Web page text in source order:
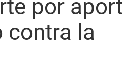
por
contra la